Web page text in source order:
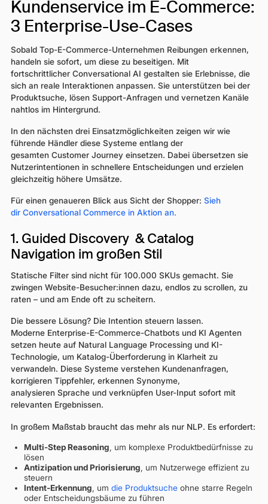
Kundenservice im E-Commerce:
3 Enterprise-Use-Cases
Sobald Top-E-Commerce-Unternehmen Reibungen erkennen,
handeln sie sofort, um diese zu beseitigen. Mit
fortschrittlicher Conversational AI gestalten sie Erlebnisse, die
sich an reale Interaktionen anpassen. Sie unterstützen bei der
Produktsuche, lösen Support-Anfragen und vernetzen Kanäle
nahtlos im Hintergrund.
In den nächsten drei Einsatzmöglichkeiten zeigen wir wie
führende Händler diese Systeme entlang der
gesamten Customer Journey einsetzen. Dabei übersetzen sie
Nutzerintentionen in schnellere Entscheidungen und erzielen
gleichzeitig höhere Umsätze.
Für einen genaueren Blick aus Sicht der Shopper: Sieh
dir Conversational Commerce in Aktion an.
1. Guided Discovery & Catalog
Navigation im großen Stil
Statische Filter sind nicht für 100.000 SKUs gemacht. Sie
zwingen Website-Besucher:innen dazu, endlos zu scrollen, zu
raten – und am Ende oft zu scheitern.
Die bessere Lösung? Die Intention steuern lassen.
Moderne Enterprise-E-Commerce-Chatbots und KI Agenten
setzen heute auf Natural Language Processing und KI-
Technologie, um Katalog-Überforderung in Klarheit zu
verwandeln. Diese Systeme verstehen Kundenanfragen,
korrigieren Tippfehler, erkennen Synonyme,
analysieren Sprache und verknüpfen User-Input sofort mit
relevanten Ergebnissen.
In großem Maßstab braucht das mehr als nur NLP. Es erfordert:
Multi-Step Reasoning , um komplexe Produktbedürfnisse zu
lösen
Antizipation und Priorisierung , um Nutzerwege effizient zu
steuern
Intent-Erkennung , um die Produktsuche ohne starre Regeln
oder Entscheidungsbäume zu führen